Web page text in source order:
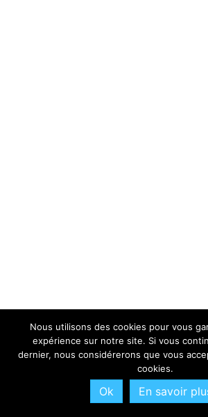
Nous utilisons des cookies pour vous
expérience sur notre site. Si vous
dernier, nous considérerons que vous
cookies.
Ok En savoir